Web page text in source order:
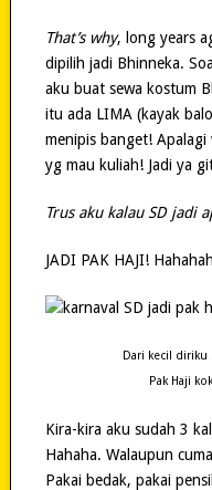
That’s why, long years
dipilih jadi Bhinneka.
aku buat sewa kostum
itu ada LIMA (kayak
menipis banget!
yg mau kuliah! Jadi ya
Trus aku kalau SD jadi
JADI PAK HAJI!
Dari kecil diriku
Pak Haji
Kira-kira aku sudah 3
Hahaha. Walaupun
Pakai bedak, pakai